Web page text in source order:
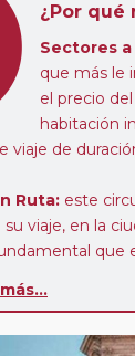
¿Por qué
Sectores
que más le
el precio
habitación
viaje de
Ruta: este
su viaje, en la
que
tomar otro